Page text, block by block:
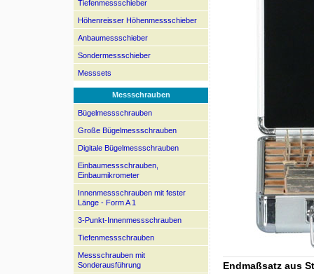
Tiefenmessschieber
Höhenreisser Höhenmessschieber
Anbaumessschieber
Sondermessschieber
Messsets
Messschrauben
Bügelmessschrauben
Große Bügelmessschrauben
Digitale Bügelmessschrauben
Einbaumessschrauben,
Einbaumikrometer
Innenmessschrauben mit fester
Länge - Form A 1
3-Punkt-Innenmessschrauben
Tiefenmessschrauben
Messschrauben mit
Sonderausführung
Endmaßsatz aus